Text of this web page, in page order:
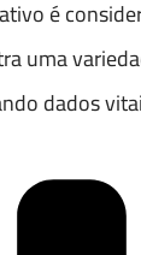
é
uma
dados